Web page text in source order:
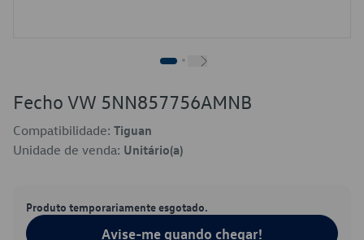
Fecho VW 5NN857756AMNB
Compatibilidade: Tiguan
Unidade de venda: Unitário(a)
Produto temporariamente esgotado.
Avise-me quando chegar!